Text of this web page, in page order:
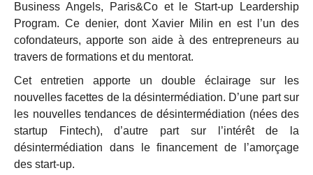
Business Angels, Paris&Co et le Start-up Leardership
Program. Ce denier, dont Xavier Milin en est l’un des
cofondateurs, apporte son aide à des entrepreneurs au
travers de formations et du mentorat.
Cet entretien apporte un double éclairage sur les
nouvelles facettes de la désintermédiation. D’une part sur
les nouvelles tendances de désintermédiation (nées des
startup Fintech), d’autre part sur l’intérêt de la
désintermédiation dans le financement de l’amorçage
des start-up.